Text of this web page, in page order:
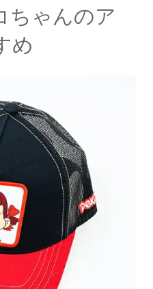
ちゃんのア
め